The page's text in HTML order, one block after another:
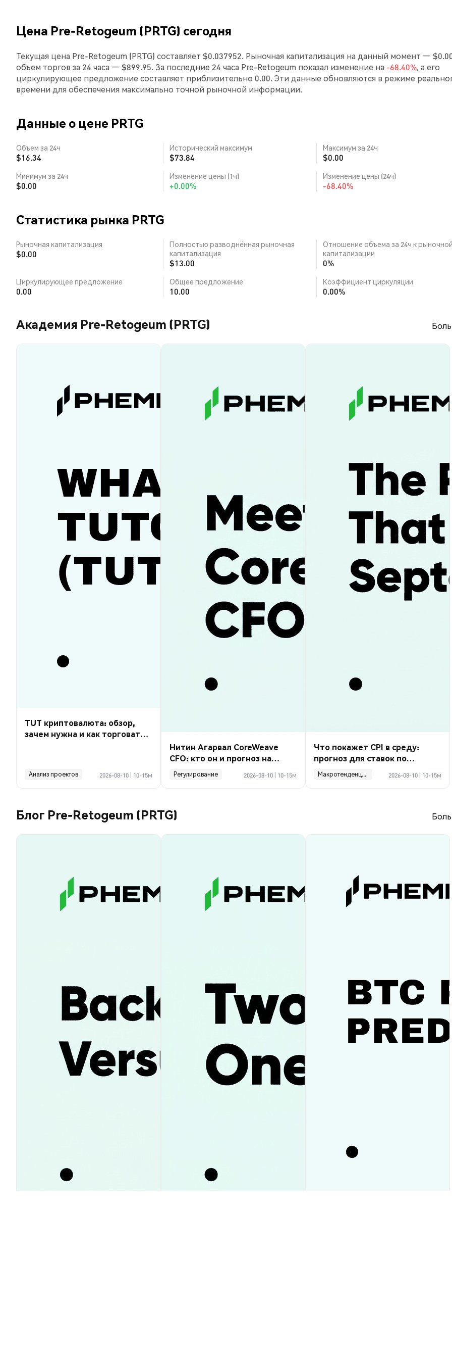
Цена Pre-Retogeum (PRTG) сегодня
Текущая цена Pre-Retogeum (PRTG) составляет $0.037952. Рыночная капитализация на данный момент —
объем торгов за 24 часа — $899.95. За последние 24 часа Pre-Retogeum показал изменение на -68.40%, а его
циркулирующее предложение составляет приблизительно 0.00. Эти данные обновляются в режиме
времени для обеспечения максимально точной рыночной информации.
Данные о цене PRTG
Объем за 24ч
$16.34
Исторический максимум
$73.84
Максимум за 24ч
$0.00
Минимум за 24ч
$0.00
Изменение цены (1ч)
+0.00%
Изменение цены (24ч)
-68.40%
Статистика рынка PRTG
Рыночная капитализация
$0.00
Полностью разводнённая рыночная
капитализация
$13.00
Отношение объема за 24ч к
капитализации
0%
Циркулирующее предложение
0.00
Общее предложение
10.00
Коэффициент циркуляции
0.00%
Академия Pre-Retogeum (PRTG)
TUT криптовалюта: обзор,
зачем нужна и как торговать
Анализ проектов 2026-08-10 10-15м
Нитин Агарвал CoreWeave
CFO: кто он и прогноз на
отчет вторника
Регулирование 2026-08-10 10-15м
Что покажет CPI в среду:
прогноз для ставок по
криптовалютам
Макротенденции 2026-08-10 10-15м
Блог Pre-Retogeum (PRTG)